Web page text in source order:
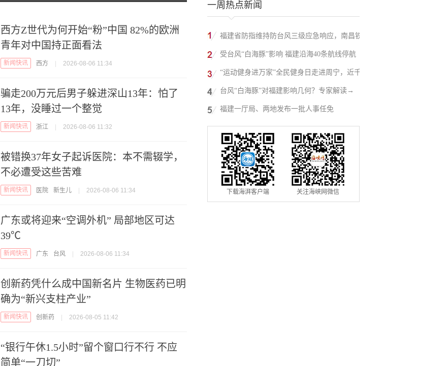
西方Z世代为何开始“粉”中国 82%的欧洲
青年对中国持正面看法
新闻快讯 西方 2026-08-06 11:34
骗走200万元后男子躲进深山13年：怕了
13年，没睡过一个整觉
新闻快讯 浙江 2026-08-06 11:32
被错换37年女子起诉医院：本不需辍学，
不必遭受这些苦难
新闻快讯 医院 新生儿 2026-08-06 11:34
广东或将迎来“空调外机” 局部地区可达
39℃
新闻快讯 广东 台风 2026-08-06 11:34
创新药凭什么成中国新名片 生物医药已明
确为“新兴支柱产业”
新闻快讯 创新药 2026-08-05 11:42
“银行午休1.5小时”留个窗口行不行 不应
简单“一刀切”
国县域发展潜力百强县”
一周热点新闻
福建省防指维持防台风三级应急响应，南昌铁
路停运部分旅客列车→
受台风“白海豚”影响 福建沿海40条航线停航
“运动健身进万家”全民健身日走进周宁，近千
人徒步云端
台风“白海豚”对福建影响几何？专家解读→
福建一厅局、两地发布一批人事任免
下载海湃客户端 关注海峡网微信